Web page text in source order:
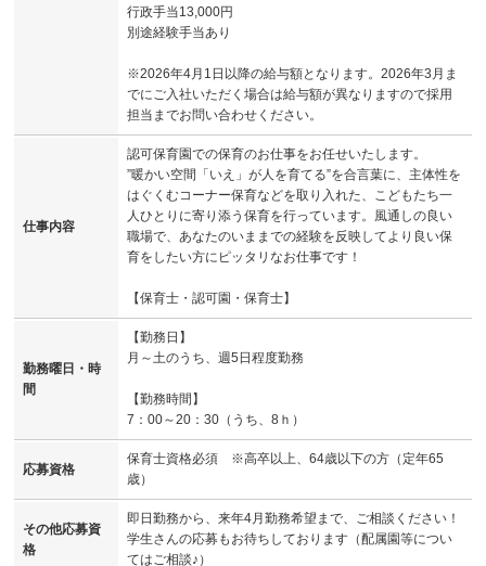
行政手当13,000円
別途経験手当あり
※2026年4月1日以降の給与額となります。2026年3月ま
でにご入社いただく場合は給与額が異なりますので採用
担当までお問い合わせください。
仕事内容
認可保育園での保育のお仕事をお任せいたします。
”暖かい空間「いえ」が人を育てる”を合言葉に、主体性を
はぐくむコーナー保育などを取り入れた、こどもたち一
人ひとりに寄り添う保育を行っています。風通しの良い
職場で、あなたのいままでの経験を反映してより良い保
育をしたい方にピッタリなお仕事です！
【保育士・認可園・保育士】
勤務曜日・時
間
【勤務日】
月～土のうち、週5日程度勤務
【勤務時間】
7：00～20：30（うち、8ｈ）
応募資格
保育士資格必須 ※高卒以上、64歳以下の方（定年65
歳）
その他応募資
格
即日勤務から、来年4月勤務希望まで、ご相談ください！
学生さんの応募もお待ちしております（配属園等につい
てはご相談♪）